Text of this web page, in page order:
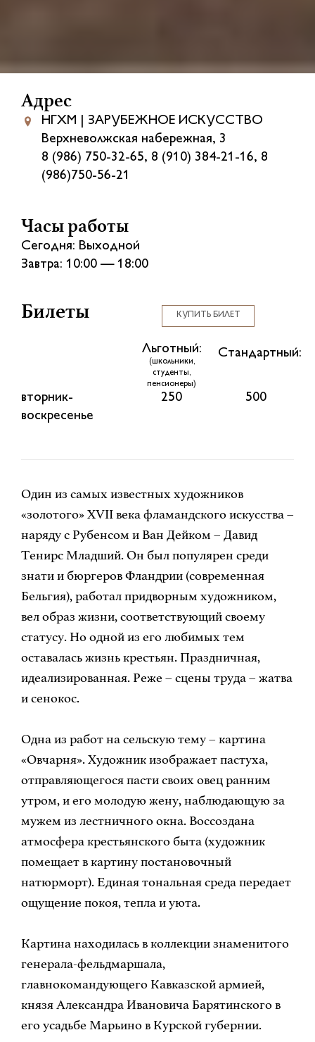
Адрес
НГХМ | ЗАРУБЕЖНОЕ ИСКУССТВО
Верхневолжская набережная, 3
8 (986) 750-32-65, 8 (910) 384-21-16, 8
(986)750-56-21
Часы работы
Сегодня: Выходной
Завтра: 10:00 — 18:00
Билеты КУПИТЬ БИЛЕТ
Льготный:
(школьники,
студенты,
пенсионеры)
Стандартный:
вторник-
воскресенье
250 500
Один из самых известных художников
«золотого» XVII века фламандского искусства –
наряду с Рубенсом и Ван Дейком – Давид
Тенирс Младший. Он был популярен среди
знати и бюргеров Фландрии (современная
Бельгия), работал придворным художником,
вел образ жизни, соответствующий своему
статусу. Но одной из его любимых тем
оставалась жизнь крестьян. Праздничная,
идеализированная. Реже – сцены труда – жатва
и сенокос.
Одна из работ на сельскую тему – картина
«Овчарня». Художник изображает пастуха,
отправляющегося пасти своих овец ранним
утром, и его молодую жену, наблюдающую за
мужем из лестничного окна. Воссоздана
атмосфера крестьянского быта (художник
помещает в картину постановочный
натюрморт). Единая тональная среда передает
ощущение покоя, тепла и уюта.
Картина находилась в коллекции знаменитого
генерала-фельдмаршала,
главнокомандующего Кавказской армией,
князя Александра Ивановича Барятинского в
его усадьбе Марьино в Курской губернии.